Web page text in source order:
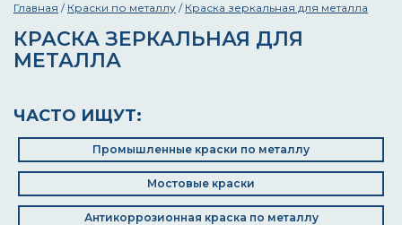
Главная / Краски по металлу / Краска зеркальная для металла
КРАСКА ЗЕРКАЛЬНАЯ ДЛЯ
МЕТАЛЛА
ЧАСТО ИЩУТ:
Промышленные краски по металлу
Мостовые краски
Антикоррозионная краска по металлу